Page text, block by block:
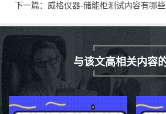
下一篇： 威格仪器-储能柜测试内容有哪
与该文高相关内容